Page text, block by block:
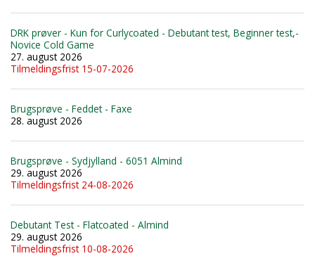
DRK prøver - Kun for Curlycoated - Debutant test, Beginner test,-
Novice Cold Game
27. august 2026
Tilmeldingsfrist 15-07-2026
Brugsprøve - Feddet - Faxe
28. august 2026
Brugsprøve - Sydjylland - 6051 Almind
29. august 2026
Tilmeldingsfrist 24-08-2026
Debutant Test - Flatcoated - Almind
29. august 2026
Tilmeldingsfrist 10-08-2026